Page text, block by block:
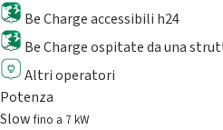
Be Charge accessibili h24
Be Charge ospitate da una
Altri operatori
Potenza
Slowfino a 7 kW